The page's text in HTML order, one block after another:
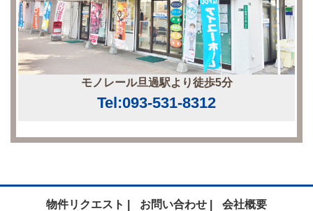
モノレール旦過駅より徒歩5分
Tel:093-531-8312
物件リクエスト | お問い合わせ | 会社概要